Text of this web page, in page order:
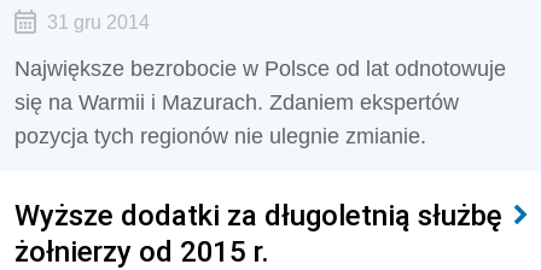
31 gru 2014
Największe bezrobocie w Polsce od lat odnotowuje
się na Warmii i Mazurach. Zdaniem ekspertów
pozycja tych regionów nie ulegnie zmianie.
Wyższe dodatki za długoletnią służbę
żołnierzy od 2015 r.